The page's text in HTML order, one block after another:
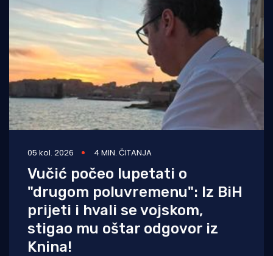
05 kol. 2026 4 MIN. ČITANJA
Vučić počeo lupetati o
"drugom poluvremenu": Iz BiH
prijeti i hvali se vojskom,
stigao mu oštar odgovor iz
Knina!